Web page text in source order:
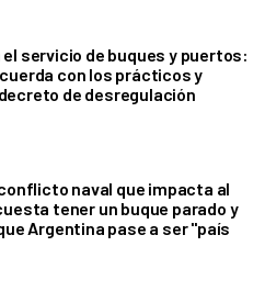
el servicio de buques y puertos:
con los prácticos y
de desregulación
naval que impacta al
tener un buque parado y
Argentina pase a ser "país